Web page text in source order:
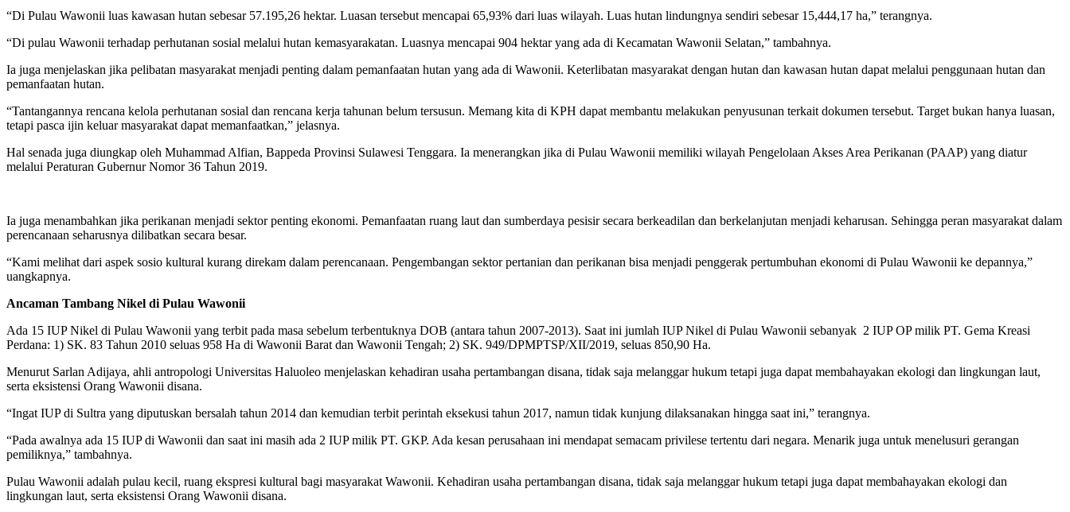
“Di Pulau Wawonii luas kawasan hutan sebesar 57.195,26 hektar. Luasan tersebut mencapai 65,93% dari luas wilayah. Luas hutan lindungnya sendiri sebesar 15,444,17 ha,” terangnya.
“Di pulau Wawonii terhadap perhutanan sosial melalui hutan kemasyarakatan. Luasnya mencapai 904 hektar yang ada di Kecamatan Wawonii Selatan,” tambahnya.
Ia juga menjelaskan jika pelibatan masyarakat menjadi penting dalam pemanfaatan hutan yang ada di Wawonii. Keterlibatan masyarakat dengan hutan dan kawasan hutan dapat melalui penggunaan hutan dan
pemanfaatan hutan.
“Tantangannya rencana kelola perhutanan sosial dan rencana kerja tahunan belum tersusun. Memang kita di KPH dapat membantu melakukan penyusunan terkait dokumen tersebut. Target bukan hanya luasan,
tetapi pasca ijin keluar masyarakat dapat memanfaatkan,” jelasnya.
Hal senada juga diungkap oleh Muhammad Alfian, Bappeda Provinsi Sulawesi Tenggara. Ia menerangkan jika di Pulau Wawonii memiliki wilayah Pengelolaan Akses Area Perikanan (PAAP) yang diatur
melalui Peraturan Gubernur Nomor 36 Tahun 2019.
Ia juga menambahkan jika perikanan menjadi sektor penting ekonomi. Pemanfaatan ruang laut dan sumberdaya pesisir secara berkeadilan dan berkelanjutan menjadi keharusan. Sehingga peran masyarakat dalam
perencanaan seharusnya dilibatkan secara besar.
“Kami melihat dari aspek sosio kultural kurang direkam dalam perencanaan. Pengembangan sektor pertanian dan perikanan bisa menjadi penggerak pertumbuhan ekonomi di Pulau Wawonii ke depannya,”
uangkapnya.
Ancaman Tambang Nikel di Pulau Wawonii
Ada 15 IUP Nikel di Pulau Wawonii yang terbit pada masa sebelum terbentuknya DOB (antara tahun 2007-2013). Saat ini jumlah IUP Nikel di Pulau Wawonii sebanyak 2 IUP OP milik PT. Gema Kreasi
Perdana: 1) SK. 83 Tahun 2010 seluas 958 Ha di Wawonii Barat dan Wawonii Tengah; 2) SK. 949/DPMPTSP/XII/2019, seluas 850,90 Ha.
Menurut Sarlan Adijaya, ahli antropologi Universitas Haluoleo menjelaskan kehadiran usaha pertambangan disana, tidak saja melanggar hukum tetapi juga dapat membahayakan ekologi dan lingkungan laut,
serta eksistensi Orang Wawonii disana.
“Ingat IUP di Sultra yang diputuskan bersalah tahun 2014 dan kemudian terbit perintah eksekusi tahun 2017, namun tidak kunjung dilaksanakan hingga saat ini,” terangnya.
“Pada awalnya ada 15 IUP di Wawonii dan saat ini masih ada 2 IUP milik PT. GKP. Ada kesan perusahaan ini mendapat semacam privilese tertentu dari negara. Menarik juga untuk menelusuri gerangan
pemiliknya,” tambahnya.
Pulau Wawonii adalah pulau kecil, ruang ekspresi kultural bagi masyarakat Wawonii. Kehadiran usaha pertambangan disana, tidak saja melanggar hukum tetapi juga dapat membahayakan ekologi dan
lingkungan laut, serta eksistensi Orang Wawonii disana.